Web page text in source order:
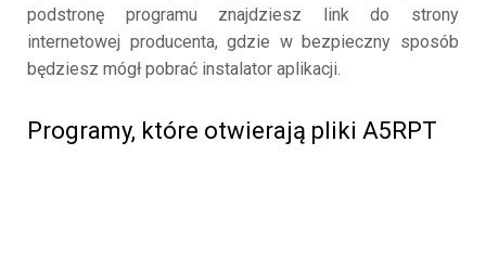
podstronę programu znajdziesz link do strony
internetowej producenta, gdzie w bezpieczny sposób
będziesz mógł pobrać instalator aplikacji.
Programy, które otwierają pliki A5RPT